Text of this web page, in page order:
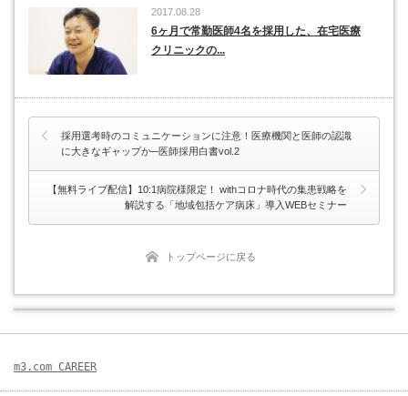
2017.08.28
6ヶ月で常勤医師4名を採用した、在宅医療
クリニックの...
採用選考時のコミュニケーションに注意！医療機関と医師の認識
に大きなギャップか─医師採用白書vol.2
【無料ライブ配信】10:1病院様限定！ withコロナ時代の集患戦略を
解説する「地域包括ケア病床」導入WEBセミナー
トップページに戻る
m3.com CAREER